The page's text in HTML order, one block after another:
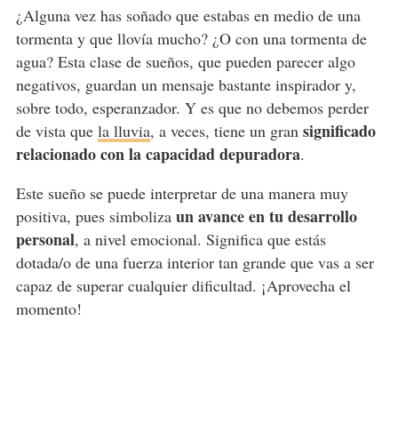
¿Alguna vez has soñado que estabas en medio de una
tormenta y que llovía mucho? ¿O con una tormenta de
agua? Esta clase de sueños, que pueden parecer algo
negativos, guardan un mensaje bastante inspirador y,
sobre todo, esperanzador. Y es que no debemos perder
de vista que la lluvia, a veces, tiene un gran significado
relacionado con la capacidad depuradora.
Este sueño se puede interpretar de una manera muy
positiva, pues simboliza un avance en tu desarrollo
personal, a nivel emocional. Significa que estás
dotada/o de una fuerza interior tan grande que vas a ser
capaz de superar cualquier dificultad. ¡Aprovecha el
momento!